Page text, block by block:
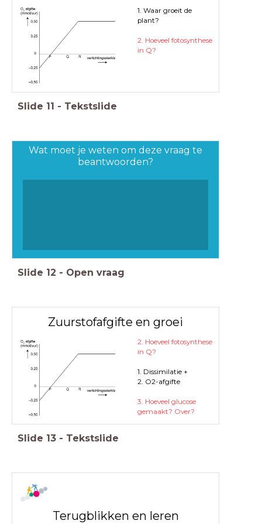
1. Waar groeit de
plant?
2. Hoeveel fotosynthese
in Q?
Slide 11 - Tekstslide
Wat moet je weten om deze vraag te
beantwoorden?
Slide 12 - Open vraag
Zuurstofafgifte en groei
2. Hoeveel fotosynthese
in Q?
1. Dissimilatie +
2. O2-afgifte
3. Hoeveel glucose
gemaakt? Over?
Slide 13 - Tekstslide
Terugblikken en leren